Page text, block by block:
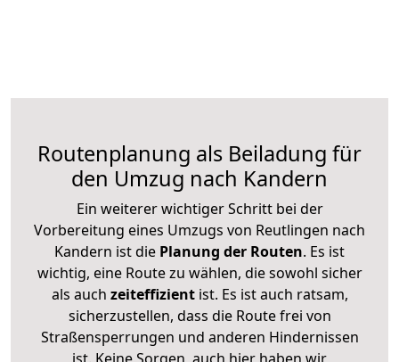
Routenplanung als Beiladung für
den Umzug nach Kandern
Ein weiterer wichtiger Schritt bei der
Vorbereitung eines Umzugs von Reutlingen nach
Kandern ist die Planung der Routen. Es ist
wichtig, eine Route zu wählen, die sowohl sicher
als auch zeiteffizientist. Es ist auch ratsam,
sicherzustellen, dass die Route frei von
Straßensperrungen und anderen Hindernissen